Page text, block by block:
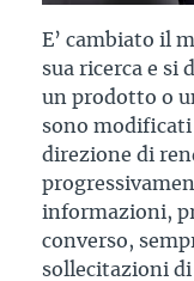
E’ cambiato il
sua ricerca e si
un prodotto o
sono
direzione di
informazioni,
converso,
sollecitazioni